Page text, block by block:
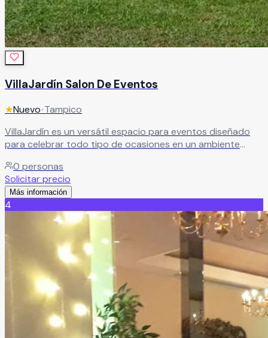
VillaJardín Salon De Eventos
★Nuevo•Tampico
VillaJardín es un versátil espacio para eventos diseñado
para celebrar todo tipo de ocasiones en un ambiente
techada, jardín y terraza, ofreciendo espacios ideales para
bodas, XV años, aniversarios, graduaciones, cumpleaños,
reuniones familiares y eventos sociales especiales. Gracias
a sus diferentes áreas y ambiente adaptable, VillaJardín
brinda el escenario perfecto para crear celebraciones
memorables junto a familiares y amigos, combinando
comodidad, estilo y excelente ambiente en cada evento.
0 personas
Solicitar precio
Más información
4